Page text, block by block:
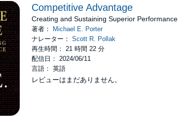
Competitive Advantage
Creating and Sustaining Superior Performance
著者：
Michael E. Porter
ナレーター： Scott R. Pollak
再生時間： 21 時間 22 分
配信日： 2024/06/11
言語： 英語
レビューはまだありません。